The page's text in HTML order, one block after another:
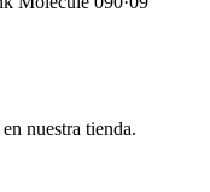
nuestra tienda.